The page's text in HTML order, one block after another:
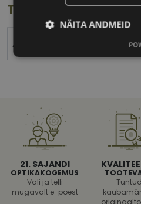
Toote info
ALPINE
21. SAJANDI
OPTIKAKOGEMUS
Vali ja telli
mugavalt e-poest
Tuntud
NÄITA ANDMEID
Vajalik Statistika